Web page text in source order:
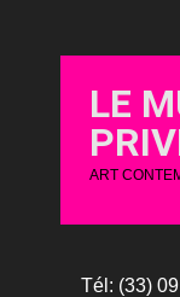
LE
ART
Tél: (33)